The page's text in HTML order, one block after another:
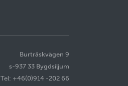
Burträskvägen 9
s-937 33 Bygdsiljum
Tel: +46(0)914 -202 66